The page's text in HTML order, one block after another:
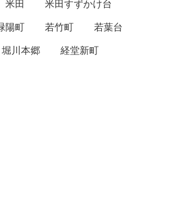
米田
米田すずかけ台
陽町 若竹町
若葉台
堀川本郷 経堂新町